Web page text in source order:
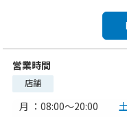
営業時間
店舗
月 ：08:00〜20:00
土